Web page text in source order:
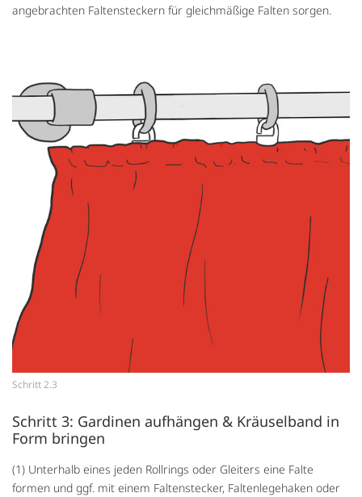
angebrachten Faltensteckern für gleichmäßige Falten sorgen.
Schritt 2.3
Schritt 3: Gardinen aufhängen & Kräuselband in
Form bringen
(1) Unterhalb eines jeden Rollrings oder Gleiters eine Falte
formen und ggf. mit einem Faltenstecker, Faltenlegehaken oder